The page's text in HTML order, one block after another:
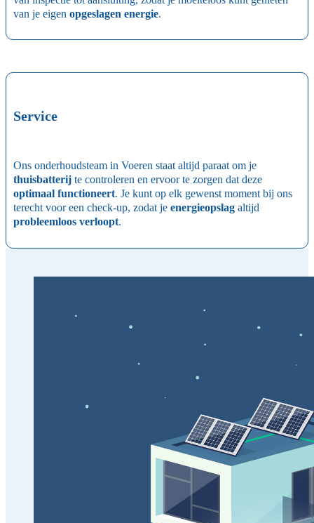
van je eigen opgeslagen energie.
Service
Ons onderhoudsteam in Voeren staat altijd paraat om je
thuisbatterij te controleren en ervoor te zorgen dat deze
optimaal functioneert. Je kunt op elk gewenst moment bij ons
terecht voor een check-up, zodat je energieopslag altijd
probleemloos verloopt.